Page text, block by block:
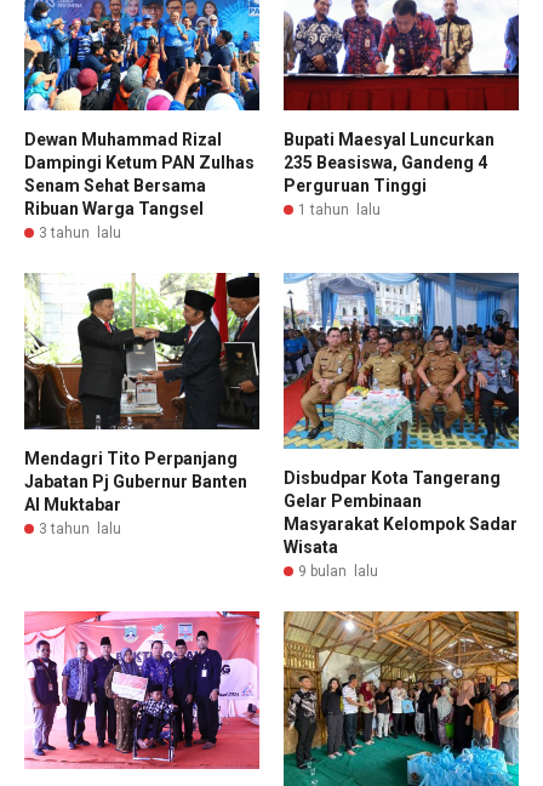
Dewan Muhammad Rizal
Dampingi Ketum PAN Zulhas
Senam Sehat Bersama
Ribuan Warga Tangsel
3 tahun lalu
Bupati Maesyal Luncurkan
235 Beasiswa, Gandeng 4
Perguruan Tinggi
1 tahun lalu
Mendagri Tito Perpanjang
Jabatan Pj Gubernur Banten
Al Muktabar
3 tahun lalu
Disbudpar Kota Tangerang
Gelar Pembinaan
Masyarakat Kelompok Sadar
Wisata
9 bulan lalu